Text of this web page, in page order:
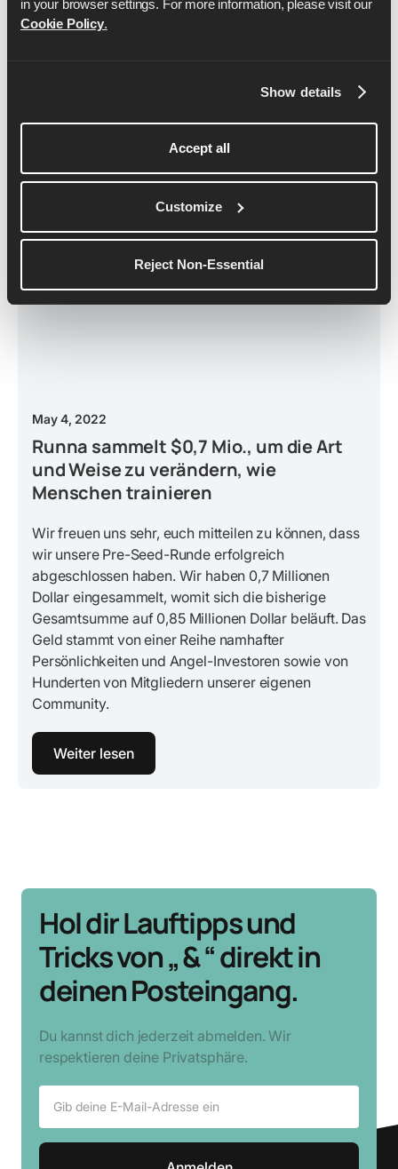
in your browser settings. For more information, please visit our
Cookie Policy.
Show details
Accept all
Customize
Reject Non-Essential
Hunderten von Mitgliedern aus unserer eigenen
May 4, 2022
Runna sammelt $0,7 Mio., um die Art
und Weise zu verändern, wie
Menschen trainieren
Wir freuen uns sehr, euch mitteilen zu können, dass
wir unsere Pre-Seed-Runde erfolgreich
abgeschlossen haben. Wir haben 0,7 Millionen
Dollar eingesammelt, womit sich die bisherige
Gesamtsumme auf 0,85 Millionen Dollar beläuft. Das
Geld stammt von einer Reihe namhafter
Persönlichkeiten und Angel-Investoren sowie von
Hunderten von Mitgliedern unserer eigenen
Community.
Weiter lesen
Hol dir Lauftipps und
Tricks von „ & “ direkt in
deinen Posteingang.
Du kannst dich jederzeit abmelden. Wir
respektieren deine Privatsphäre.